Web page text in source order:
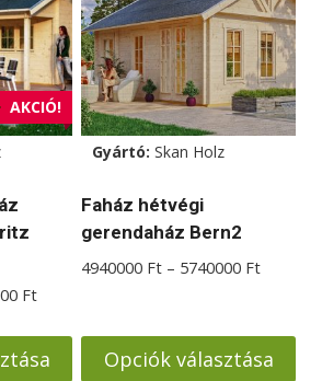
AKCIÓ!
FtÁrtartomány:
-
9900000 Ft
Gyártó: Skan Holz
Faház hétvégi
gerendaház Bern2
4940000 Ft – 5740000 Ft
Opciók választása